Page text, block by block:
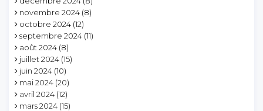
novembre 2024 (8)
octobre 2024 (12)
septembre 2024 (11)
août 2024 (8)
juillet 2024 (15)
juin 2024 (10)
mai 2024 (20)
avril 2024 (12)
mars 2024 (15)